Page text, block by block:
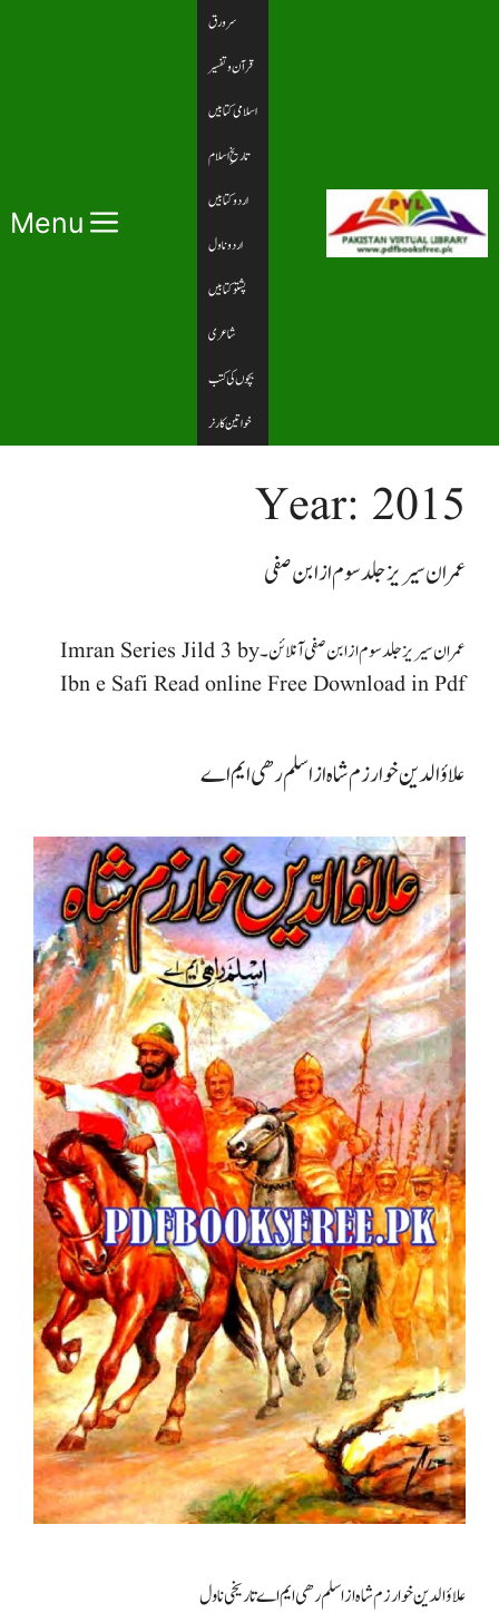
Menu
سرورق
قرآن و تفسیر
اسلامی کتابیں
تاریخِ اسلام
اردو کتابیں
اردو ناول
پشتو کتابیں
شاعری
بچوں کی کتب
خواتین کارنر
Year: 2015
عمران سیریز جلد سوم از ابن صفی
عمران سیریز جلد سوم از ابن صفی آنلائن۔ Imran Series Jild 3 by
Ibn e Safi Read online Free Download in Pdf
علاؤالدین خوارزم شاہ از اسلم رھی ایم اے
علاؤالدین خوارزم شاہ از اسلم رھی ایم اے تاریخی ناول